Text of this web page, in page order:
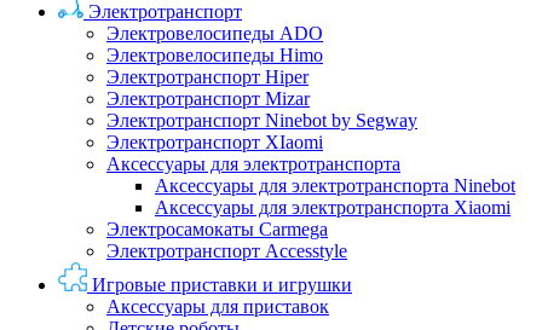
Электротранспорт
Электровелосипеды ADO
Электровелосипеды Himo
Электротранспорт Hiper
Электротранспорт Mizar
Электротранспорт Ninebot by Segway
Электротранспорт XIaomi
Аксессуары для электротранспорта
Аксессуары для электротранспорта Ninebot
Аксессуары для электротранспорта Xiaomi
Электросамокаты Carmega
Электротранспорт Accesstyle
Игровые приставки и игрушки
Аксессуары для приставок